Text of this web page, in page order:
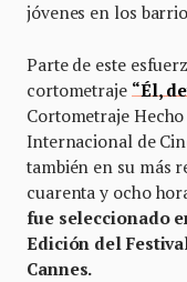
jóvenes en los
Parte de este
cortometraje “Él,
Cortometraje
Internacional de
también en su más
cuarenta y ocho
fue seleccionado
Edición del
Cannes.